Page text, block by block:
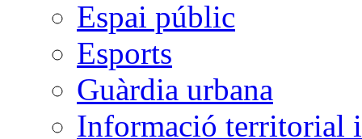
Espai públic
Esports
Guàrdia urbana
Informació territorial